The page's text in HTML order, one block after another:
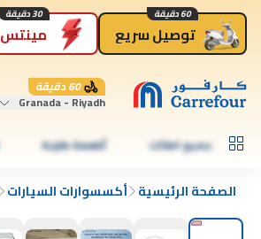
توصيل سريع
60 دقيقة
مينتس
30 دقيقة
60 دقيقة
Granada - Riyadh
جميع الفئات أطعمة طازجة
الصفحة الرئيسية أكسسوارات السيارات